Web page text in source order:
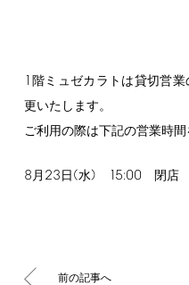
1 階ミュゼカラトは貸切営業
更いたします。
ご利用の際は下記の営業時間
8月 23 日 (水) 15:00 閉店
前の記事へ